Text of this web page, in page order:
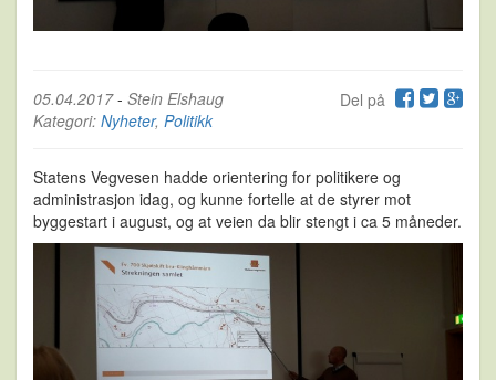
Del på
05.04.2017- Stein Elshaug
Kategori: Nyheter, Politikk
Statens Vegvesen hadde orientering for politikere og
administrasjon idag, og kunne fortelle at de styrer mot
byggestart i august, og at veien da blir stengt i ca 5 måneder.